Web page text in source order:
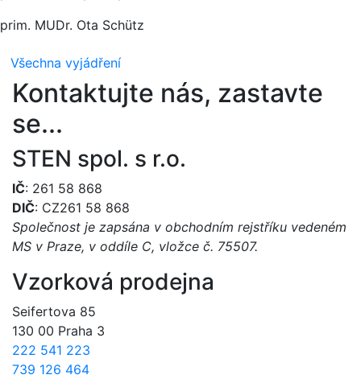
prim. MUDr. Ota Schütz
Všechna vyjádření
Kontaktujte nás, zastavte
se...
STEN spol. s r.o.
IČ: 261 58 868
DIČ: CZ261 58 868
Společnost je zapsána v obchodním rejstříku vedeném
MS v Praze, v oddíle C, vložce č. 75507.
Vzorková prodejna
Seifertova 85
130 00 Praha 3
222 541 223
739 126 464